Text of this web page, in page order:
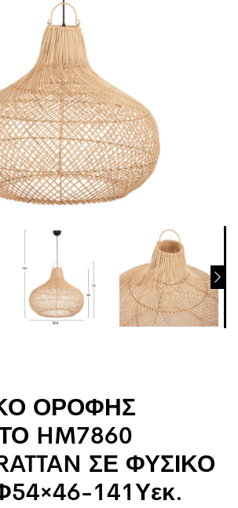
ΟΡΟΦΗΣ
HM7860
ΣΕ ΦΥΣΙΚΟ
141Υεκ.